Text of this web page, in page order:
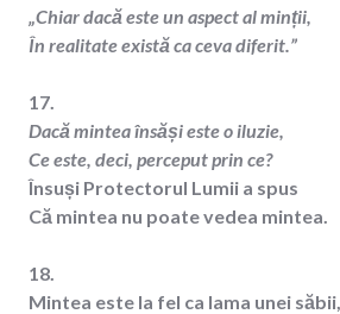
„Chiar dacă este un aspect al minții,
În realitate există ca ceva diferit.”
17.
Dacă mintea însăși este o iluzie,
Ce este, deci, perceput prin ce?
Însuși Protectorul Lumii a spus
Că mintea nu poate vedea mintea.
18.
Mintea este la fel ca lama unei săbii,